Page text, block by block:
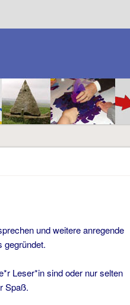
und weitere anregende
gegründet.
Leser*in sind oder nur selten
Spaß.